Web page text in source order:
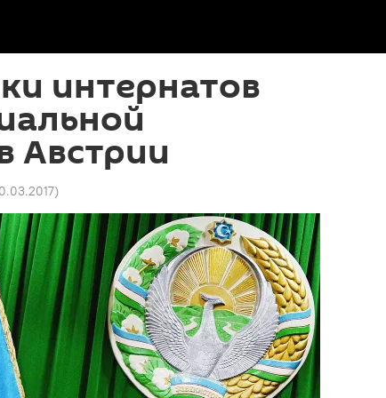
интернатов
Австрии
)